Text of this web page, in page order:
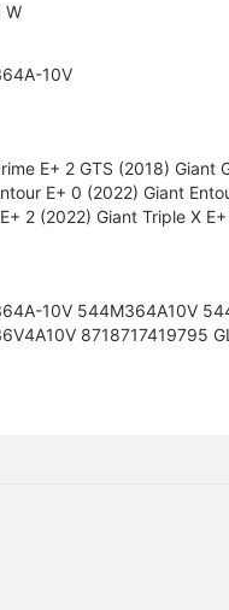
W
10V
E+ 2 GTS (2018) Giant
E+ 0 (2022) Giant
2 (2022) Giant Triple X
10V 544M364A10V
8718717419795